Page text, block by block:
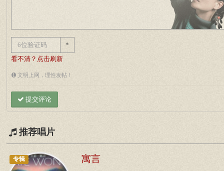
*
看不清？点击刷新
文明上网，理性发帖！
提交评论
推荐唱片
专辑 寓言